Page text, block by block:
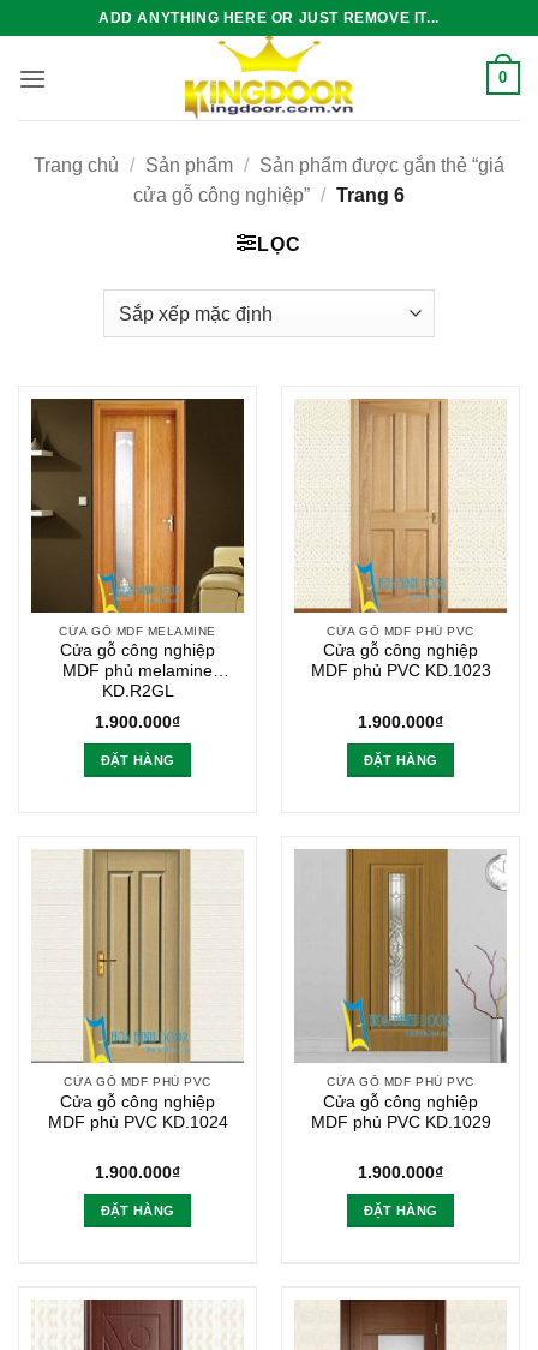
nội
ADD ANYTHING HERE OR JUST REMOVE IT...
0
Trang chủ / Sản phẩm /
Sản phẩm được gắn thẻ “giá
cửa gỗ công nghiệp” / Trang 6
LỌC
CỬA GỖ MDF MELAMINE
Cửa gỗ công nghiệp
MDF phủ melamine
KD.R2GL
1.900.000₫
ĐẶT HÀNG
CỬA GỖ MDF PHỦ PVC
Cửa gỗ công nghiệp
MDF phủ PVC KD.1023
1.900.000₫
ĐẶT HÀNG
CỬA GỖ MDF PHỦ PVC
Cửa gỗ công nghiệp
MDF phủ PVC KD.1024
1.900.000₫
ĐẶT HÀNG
CỬA GỖ MDF PHỦ PVC
Cửa gỗ công nghiệp
MDF phủ PVC KD.1029
1.900.000₫
ĐẶT HÀNG